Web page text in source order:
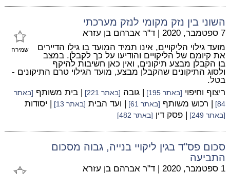
השוני בין נזק מקומי לנזק מערכתי
שמירה
7 ספטמבר, 2020 | ד"ר אברהם בן עזרא
מועד גילוי הליקויים, אינו תמיד המועד בו גילו הדיירים
את קיומם של הליקויים והודיעו על כך לקבלן. במצב
בו הקבלן מבצע תיקונים, ואין כאן חשיבות להיקף
ולסוג התיקונים שהקבלן מבצע, מועד הגילוי טרם התיקונים -
בטל.
ריצוף וחיפוי [באתר 195] | גובה [באתר 221] | בית משותף [באתר
84]
| רכוש משותף [באתר 61] | ועד הבית [באתר 13] | יסודות
[באתר 249] | פסק דין [באתר 482]
סכום פס"ד בגין ליקויי בנייה, גבוה מסכום
התביעה
1 ספטמבר, 2020 | ד"ר אברהם בן עזרא